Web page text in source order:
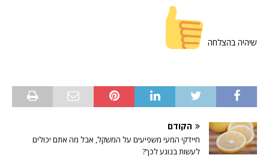
שיהיה בהצלחה
הקודם
חיידקי המעי משפיעים על המשקל, אבל מה אתם יכולים
לעשות בנוגע לכך?